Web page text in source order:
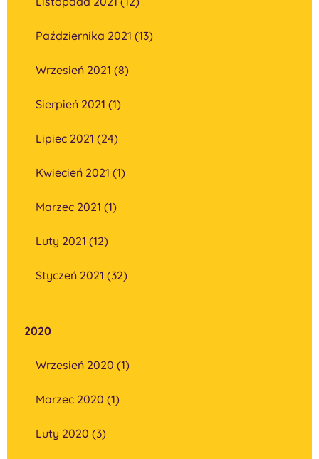
Października 2021 (13)
Wrzesień 2021 (8)
Sierpień 2021 (1)
Lipiec 2021 (24)
Kwiecień 2021 (1)
Marzec 2021 (1)
Luty 2021 (12)
Styczeń 2021 (32)
2020
Wrzesień 2020 (1)
Marzec 2020 (1)
Luty 2020 (3)